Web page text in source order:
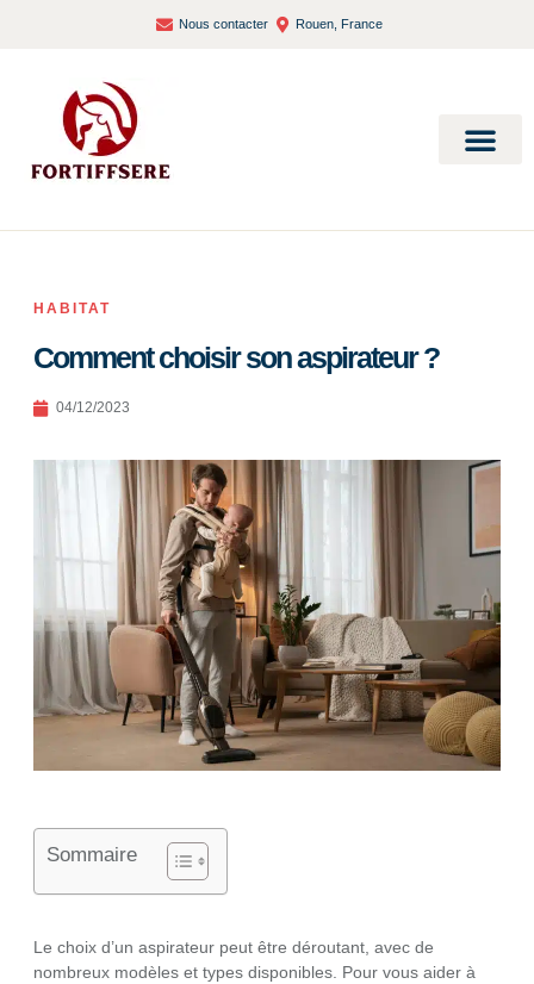
Nous contacter Rouen, France
HABITAT
Comment choisir son aspirateur ?
04/12/2023
Sommaire
Le choix d’un aspirateur peut être déroutant, avec de
nombreux modèles et types disponibles. Pour vous aider à